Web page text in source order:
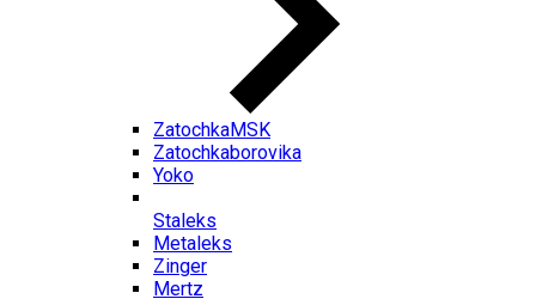
ZatochkaMSK
Zatochkaborovika
Yoko
Staleks
Metaleks
Zinger
Mertz